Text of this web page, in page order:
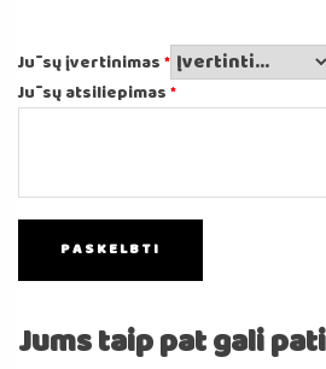
Jūsų įvertinimas*
Jūsų atsiliepimas*
Jums taip pat gali